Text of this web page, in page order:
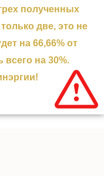
полученных
две, это не
на 66,66% от
на 30%.